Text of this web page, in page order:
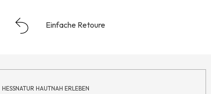
Einfache Retoure
HESSNATUR HAUTNAH ERLEBEN